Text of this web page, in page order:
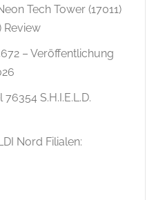
Tech Tower (17011)
Review
– Veröffentlichung
S.H.I.E.L.D.
Nord Filialen: